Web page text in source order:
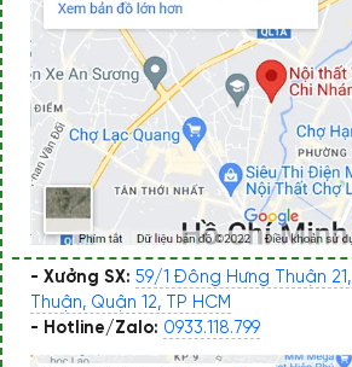
- Xưởng SX: 59/1 Đông Hưng Thuận
Thuận, Quận 12, TP HCM
- Hotline/Zalo: 0933.118.799